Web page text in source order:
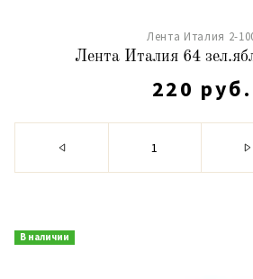
Лента Италия 2-
Лента Италия 64
220 руб.
В наличии